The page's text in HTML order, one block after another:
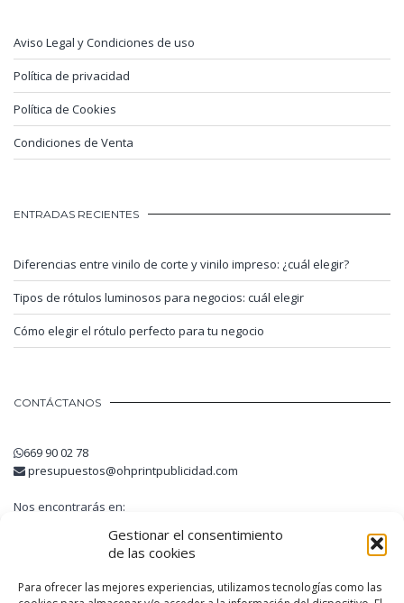
Gestionar el consentimiento
de las cookies
Para ofrecer las mejores experiencias, utilizamos tecnologías como las
Aviso Legal y Condiciones de uso
Política de privacidad
Política de Cookies
Condiciones de Venta
ENTRADAS RECIENTES
Diferencias entre vinilo de corte y vinilo impreso: ¿cuál elegir?
Tipos de rótulos luminosos para negocios: cuál elegir
Cómo elegir el rótulo perfecto para tu negocio
CONTÁCTANOS
669 90 02 78
presupuestos@ohprintpublicidad.com
Nos encontrarás en:
08740 Sant Andreu de la Barca